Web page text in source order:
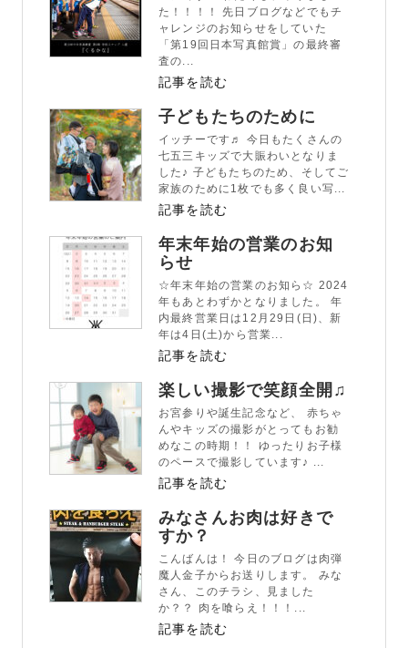
た！！！！ 先日ブログなどでもチ
ャレンジのお知らせをしていた
「第19回日本写真館賞」の最終審
査の...
記事を読む
子どもたちのために
イッチーです♬ 今日もたくさんの
七五三キッズで大賑わいとなりま
した♪ 子どもたちのため、そしてご
家族のために1枚でも多く良い写...
記事を読む
年末年始の営業のお知
らせ
☆年末年始の営業のお知ら☆ 2024
年もあとわずかとなりました。 年
内最終営業日は12月29日(日)、新
年は4日(土)から営業...
記事を読む
楽しい撮影で笑顔全開♫
お宮参りや誕生記念など、 赤ちゃ
んやキッズの撮影がとってもお勧
めなこの時期！！ ゆったりお子様
のペースで撮影しています♪ ...
記事を読む
みなさんお肉は好きで
すか？
こんばんは！ 今日のブログは肉弾
魔人金子からお送りします。 みな
さん、このチラシ、見ました
か？？ 肉を喰らえ！！！...
記事を読む